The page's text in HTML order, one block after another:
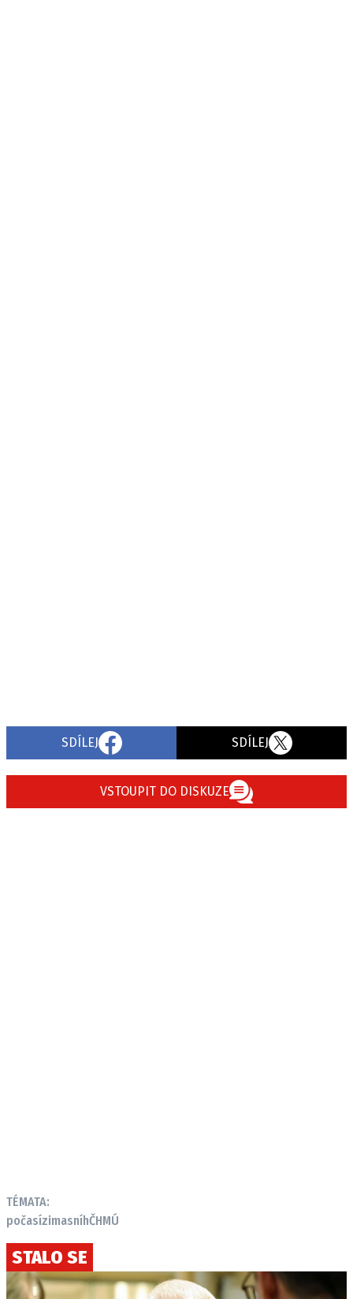
SDÍLEJ SDÍLEJ
VSTOUPIT DO DISKUZE
TÉMATA:
počasízimasníhČHMÚ
STALO SE